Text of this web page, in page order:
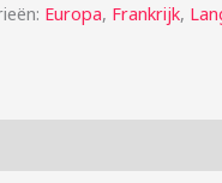
Europa, Frankrijk,